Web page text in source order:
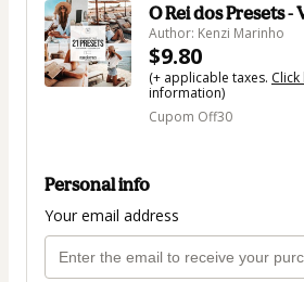
O Rei dos Presets -
Author: Kenzi Marinho
$9.80
(+ applicable taxes. Click
information)
Cupom Off30
Personal info
Your email address